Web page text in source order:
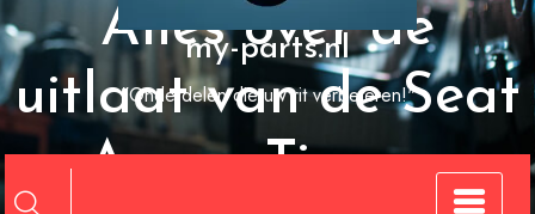
my-parts.nl
"Onderdelen die uw rit verbeteren!"
Alles over de
uitlaat van de Seat
Arosa: Tips en